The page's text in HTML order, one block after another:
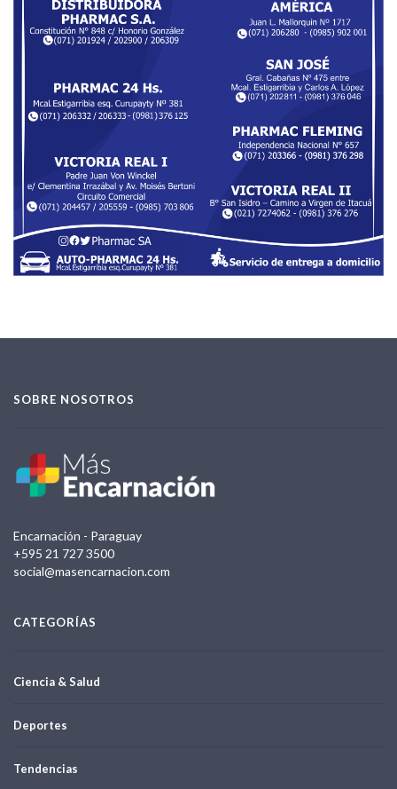
SOBRE NOSOTROS
Encarnación - Paraguay
+595 21 727 3500
social@masencarnacion.com
CATEGORÍAS
Ciencia & Salud
Deportes
Tendencias